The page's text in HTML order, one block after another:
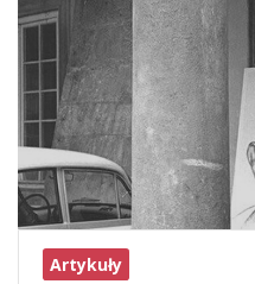
Artykuły